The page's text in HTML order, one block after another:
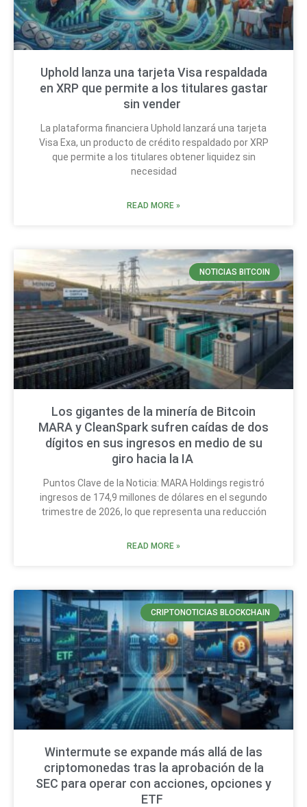
Uphold lanza una tarjeta Visa respaldada
en XRP que permite a los titulares gastar
sin vender
La plataforma financiera Uphold lanzará una tarjeta
Visa Exa, un producto de crédito respaldado por XRP
que permite a los titulares obtener liquidez sin
necesidad
READ MORE »
NOTICIAS BITCOIN
Los gigantes de la minería de Bitcoin
MARA y CleanSpark sufren caídas de dos
dígitos en sus ingresos en medio de su
giro hacia la IA
Puntos Clave de la Noticia: MARA Holdings registró
ingresos de 174,9 millones de dólares en el segundo
trimestre de 2026, lo que representa una reducción
READ MORE »
CRIPTONOTICIAS BLOCKCHAIN
Wintermute se expande más allá de las
criptomonedas tras la aprobación de la
SEC para operar con acciones, opciones y
ETF